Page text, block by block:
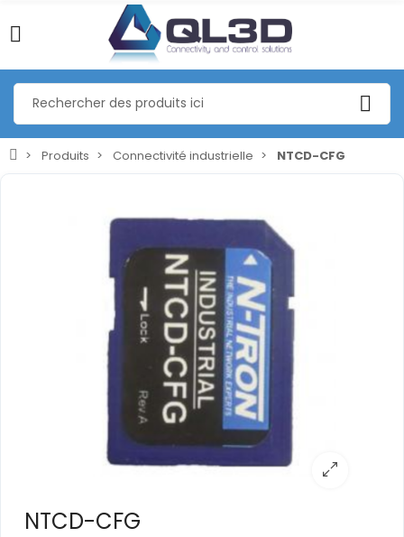
Produits Connectivité industrielle NTCD-CFG
NTCD-CFG